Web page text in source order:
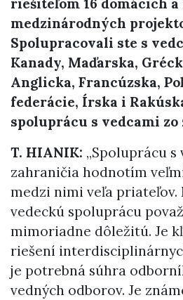
riešiteľom 16 domácich a
medzinárodných
Spolupracovali ste s
Kanady, Maďarska,
Anglicka, Francúzska,
federácie, Írska i
spoluprácu s vedcami zo
T. HIANIK: „Spoluprácu s
zahraničia hodnotím
medzi nimi veľa priateľov.
vedeckú spoluprácu
mimoriadne dôležitú. Je
riešení
je potrebná súhra
vedných odborov. Je